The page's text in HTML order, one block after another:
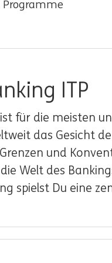
ITP
für die meisten
das Gesicht
und
Welt des
spielst Du eine